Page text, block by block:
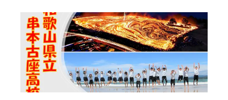
夕張高等学校北海道松前高等学校北海道知内高等学校北海道
上ノ国高等学校北海道奥尻高等学校ニセコ国際高等学校北海
道おといねっぷ美術工芸高等学校北海道幌加内高等学校北海
道苫前商業高等学校北海道斜里高等学校北海道湧別高等学校
北海道大空高等学校北海道平取高等学校北海道上士幌高等学
校北海道大樹高等学校北海道池田高等学校北海道白糠高等学
校北海道標津高等学校北海道羅臼高等学校北海道佐呂間高等
学校北海道雄武高等学校北海道月形高等学校 東北 青森県
立三戸高等学校青森県立名久井農業高等学校岩手県立沼宮内